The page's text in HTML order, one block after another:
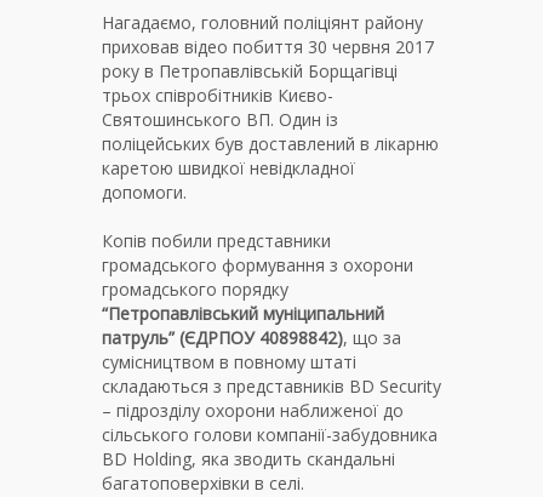
Нагадаємо, головний поліціянт району
приховав відео побиття 30 червня 2017
року в Петропавлівській Борщагівці
трьох співробітників Києво-
Святошинського ВП. Один із
поліцейських був доставлений в лікарню
каретою швидкої невідкладної
допомоги.
Копів побили представники
громадського формування з охорони
громадського порядку
“Петропавлівський муніципальний
патруль” (ЄДРПОУ 40898842), що за
сумісництвом в повному штаті
складаються з представників BD Security
– підрозділу охорони наближеної до
сільського голови компанії-забудовника
BD Holding, яка зводить скандальні
багатоповерхівки в селі.